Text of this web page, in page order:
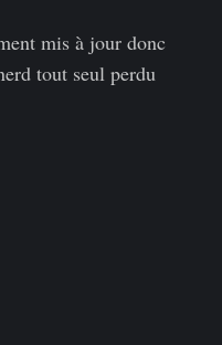
mis à jour donc
tout seul perdu